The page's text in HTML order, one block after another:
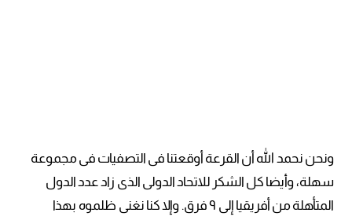
ونحن نحمد الله أن القرعة أوقعتنا فى التصفيات فى مجموعة
سهلة، وأيضا كل الشكر للاتحاد الدولى الذى زاد عدد الدول
المتأهلة من أفريقيا إلى ٩ فرق. وإلا كنا نغنى ظلموه بهذا